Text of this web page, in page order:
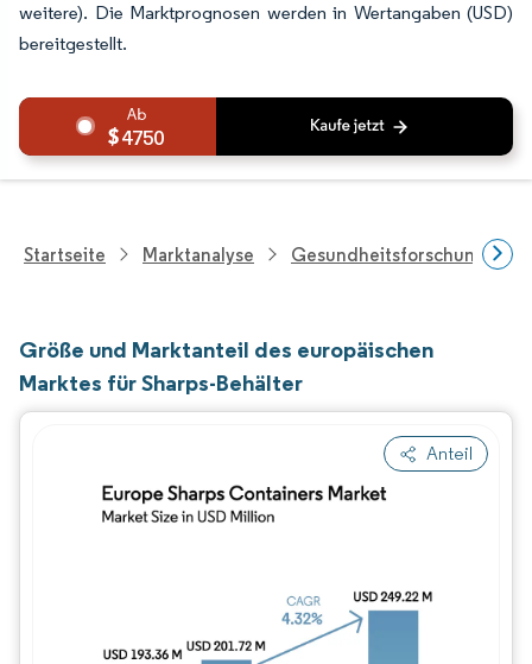
weitere). Die Marktprognosen werden in Wertangaben (USD)
bereitgestellt.
4750
Startseite Marktanalyse Gesundheitsforschung
Größe und Marktanteil des europäischen
Marktes für Sharps-Behälter
Anteil